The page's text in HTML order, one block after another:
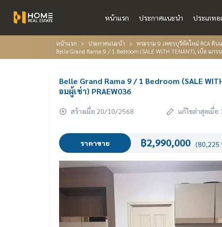
หน้าแรก ประกาศแนะนำ ประเภทอ
หน้าแรก ประกาศแนะนำ พระราม 9 เพชรบุรีตัดใหม่ RCA ดิ
Belle Grand Rama 9 / 1 Bedroom (SALE WITH TENANT), เบ็ล แ
Belle Grand Rama 9 / 1 Bedroom (SALE
อมผู้เช่า) PRAEW036
สร้างเมื่อ 20/10/2568 แก้ไขล่าสุดเมื่
ราคาขาย ฿2,990,000 (80,225